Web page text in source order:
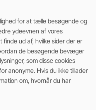
for at tælle besøgende og
ydeevnen af vores
finde ud af, hvilke sider der er
de besøgende bevæger
som disse cookies
anonyme. Hvis du ikke tillader
om, hvornår du har